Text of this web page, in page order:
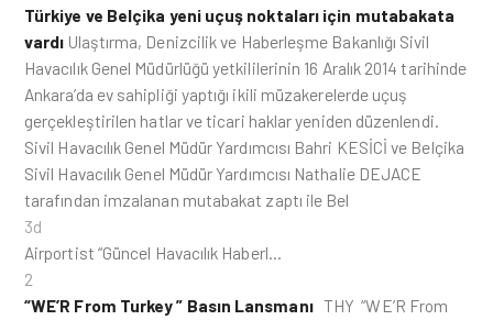
Türkiye ve Belçika yeni uçuş noktaları için mutabakata
vardı Ulaştırma, Denizcilik ve Haberleşme Bakanlığı Sivil
Havacılık Genel Müdürlüğü yetkililerinin 16 Aralık 2014 tarihinde
Ankara’da ev sahipliği yaptığı ikili müzakerelerde uçuş
gerçekleştirilen hatlar ve ticari haklar yeniden düzenlendi.
Sivil Havacılık Genel Müdür Yardımcısı Bahri KESİCİ ve Belçika
Sivil Havacılık Genel Müdür Yardımcısı Nathalie DEJACE
tarafından imzalanan mutabakat zaptı ile Bel
3d
Airportist “Güncel Havacılık Haberl…
2
“WE’R From Turkey ” Basın Lansmanı THY “WE’R From